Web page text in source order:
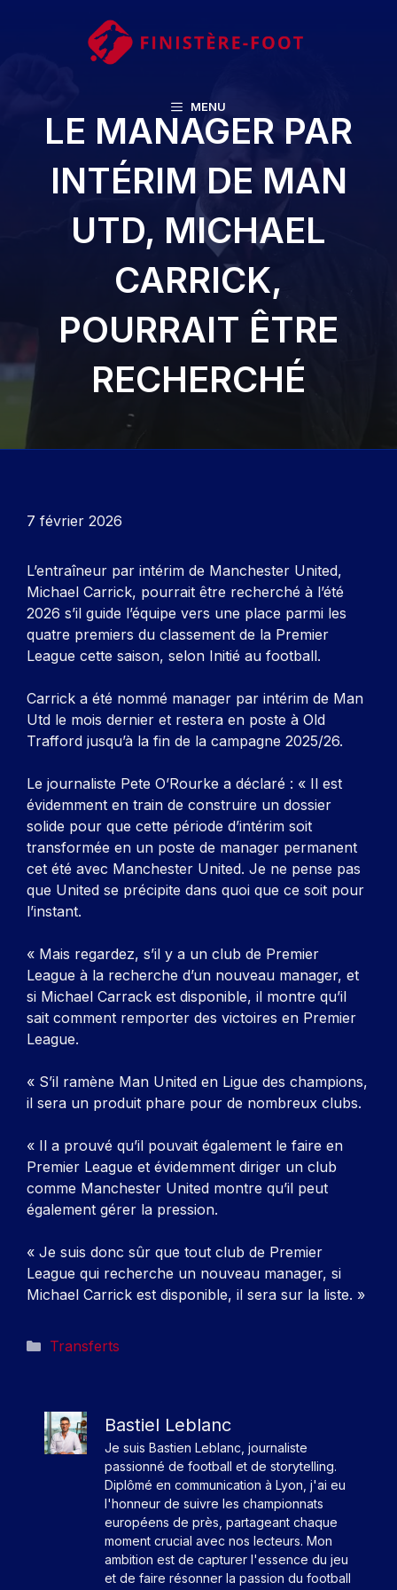
MENU
LE MANAGER PAR
INTÉRIM DE MAN
UTD, MICHAEL
CARRICK,
POURRAIT ÊTRE
RECHERCHÉ
7 février 2026
L’entraîneur par intérim de Manchester United,
Michael Carrick, pourrait être recherché à l’été
2026 s’il guide l’équipe vers une place parmi les
quatre premiers du classement de la Premier
League cette saison, selon Initié au football.
Carrick a été nommé manager par intérim de Man
Utd le mois dernier et restera en poste à Old
Trafford jusqu’à la fin de la campagne 2025/26.
Le journaliste Pete O’Rourke a déclaré : « Il est
évidemment en train de construire un dossier
solide pour que cette période d’intérim soit
transformée en un poste de manager permanent
cet été avec Manchester United. Je ne pense pas
que United se précipite dans quoi que ce soit pour
l’instant.
« Mais regardez, s’il y a un club de Premier
League à la recherche d’un nouveau manager, et
si Michael Carrack est disponible, il montre qu’il
sait comment remporter des victoires en Premier
League.
« S’il ramène Man United en Ligue des champions,
il sera un produit phare pour de nombreux clubs.
« Il a prouvé qu’il pouvait également le faire en
Premier League et évidemment diriger un club
comme Manchester United montre qu’il peut
également gérer la pression.
« Je suis donc sûr que tout club de Premier
League qui recherche un nouveau manager, si
Michael Carrick est disponible, il sera sur la liste. »
Catégories
Transferts
Bastiel Leblanc
Je suis Bastien Leblanc, journaliste
passionné de football et de storytelling.
Diplômé en communication à Lyon, j'ai eu
l'honneur de suivre les championnats
européens de près, partageant chaque
moment crucial avec nos lecteurs. Mon
ambition est de capturer l'essence du jeu
et de faire résonner la passion du football